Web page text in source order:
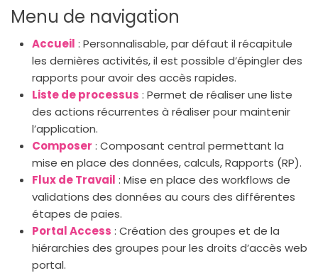
Menu de navigation
Accueil : Personnalisable, par défaut il récapitule
les dernières activités, il est possible d’épingler des
rapports pour avoir des accès rapides.
Liste de processus : Permet de réaliser une liste
des actions récurrentes à réaliser pour maintenir
l’application.
Composer : Composant central permettant la
mise en place des données, calculs, Rapports (RP).
Flux de Travail : Mise en place des workflows de
validations des données au cours des différentes
étapes de paies.
Portal Access : Création des groupes et de la
hiérarchies des groupes pour les droits d’accès web
portal.